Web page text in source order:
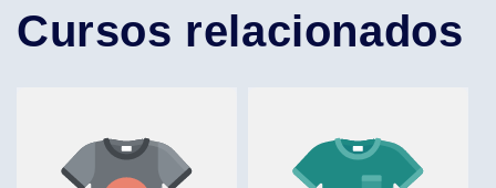
Cursos relacionados